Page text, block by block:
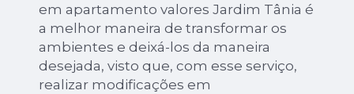
em apartamento valores Jardim Tânia é
a melhor maneira de transformar os
ambientes e deixá-los da maneira
desejada, visto que, com esse serviço,
realizar modificações em